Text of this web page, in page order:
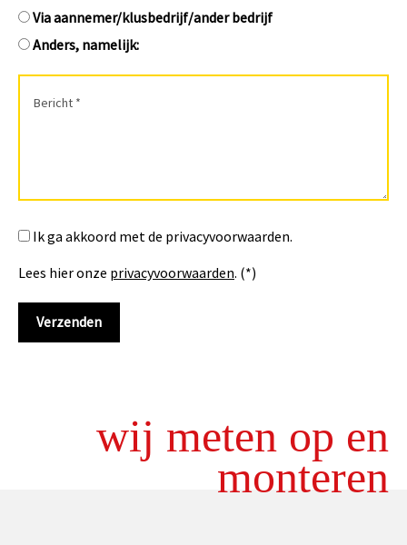
Via aannemer/klusbedrijf/ander bedrijf
Anders, namelijk:
Ik ga akkoord met de privacyvoorwaarden.
Lees hier onze privacyvoorwaarden. (*)
wij meten op en
monteren